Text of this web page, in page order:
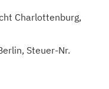
Charlottenburg,
Steuer-Nr.